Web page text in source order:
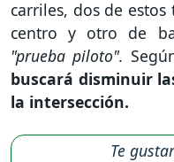
carriles, dos de
centro y otro de
"prueba piloto".
buscará disminuir
la intersección.
Te